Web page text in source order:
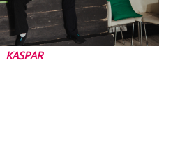
KASPAR